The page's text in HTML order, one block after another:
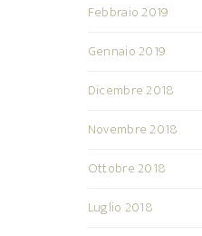
Febbraio 2019
Gennaio 2019
Dicembre 2018
Novembre 2018
Ottobre 2018
Luglio 2018